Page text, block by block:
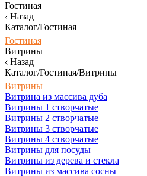
Гостиная
Назад
Каталог/Гостиная
Гостиная
Витрины
Назад
Каталог/Гостиная/Витрины
Витрины
Витрина из массива дуба
Витрины 1 створчатые
Витрины 2 створчатые
Витрины 3 створчатые
Витрины 4 створчатые
Витрины для посуды
Витрины из дерева и стекла
Витрины из массива сосны